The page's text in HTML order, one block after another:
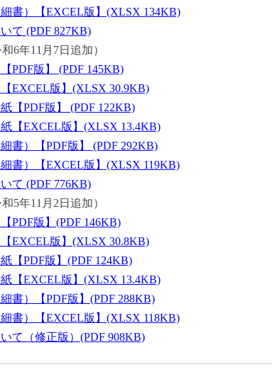
書）【EXCEL版】(XLSX 134KB)
て (PDF 827KB)
6年11月7日追加）
PDF版】 (PDF 145KB)
EXCEL版】(XLSX 30.9KB)
【PDF版】 (PDF 122KB)
【EXCEL版】(XLSX 13.4KB)
書）【PDF版】 (PDF 292KB)
書）【EXCEL版】(XLSX 119KB)
て (PDF 776KB)
5年11月2日追加）
PDF版】(PDF 146KB)
EXCEL版】(XLSX 30.8KB)
【PDF版】(PDF 124KB)
【EXCEL版】(XLSX 13.4KB)
書）【PDF版】(PDF 288KB)
書）【EXCEL版】(XLSX 118KB)
て（修正版）(PDF 908KB)